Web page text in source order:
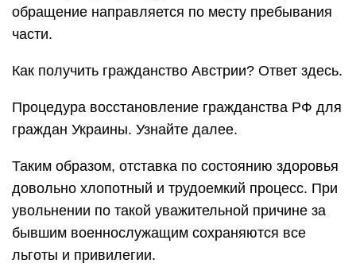
обращение направляется по месту пребывания
части.
Как получить гражданство Австрии? Ответ здесь.
Процедура восстановление гражданства РФ для
граждан Украины. Узнайте далее.
Таким образом, отставка по состоянию здоровья
довольно хлопотный и трудоемкий процесс. При
увольнении по такой уважительной причине за
бывшим военнослужащим сохраняются все
льготы и привилегии.